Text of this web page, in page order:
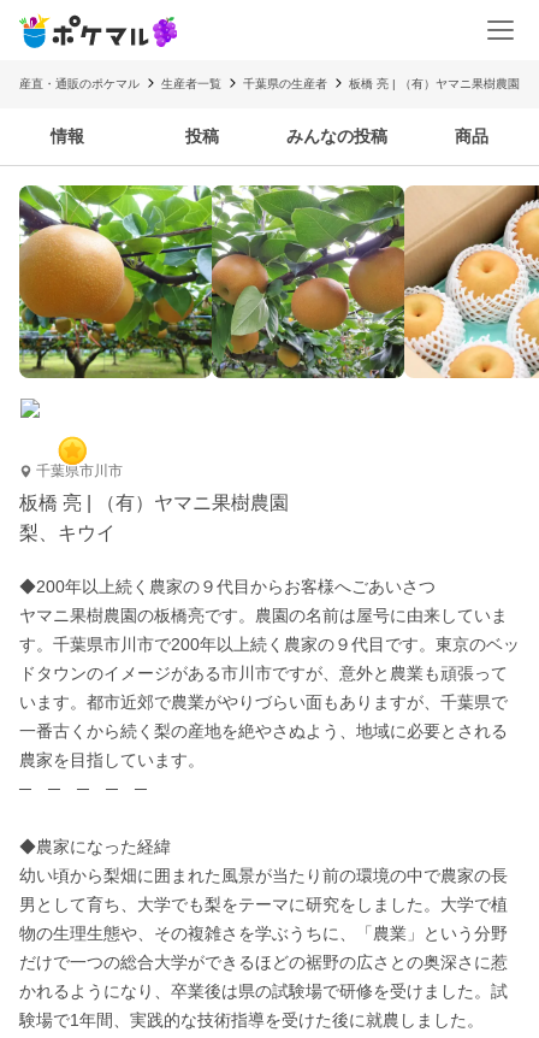
産直・通販のポケマル 生産者一覧 千葉県の生産者 板橋 亮 | （有）ヤマニ果樹農園
情報 投稿 みんなの投稿 商品
千葉県市川市
板橋 亮 | （有）ヤマニ果樹農園
梨、キウイ
◆200年以上続く農家の９代目からお客様へごあいさつ
ヤマニ果樹農園の板橋亮です。農園の名前は屋号に由来していま
す。千葉県市川市で200年以上続く農家の９代目です。東京のベッ
ドタウンのイメージがある市川市ですが、意外と農業も頑張って
います。都市近郊で農業がやりづらい面もありますが、千葉県で
一番古くから続く梨の産地を絶やさぬよう、地域に必要とされる
農家を目指しています。
─　─　─　─　─
◆農家になった経緯
幼い頃から梨畑に囲まれた風景が当たり前の環境の中で農家の長
男として育ち、大学でも梨をテーマに研究をしました。大学で植
物の生理生態や、その複雑さを学ぶうちに、「農業」という分野
だけで一つの総合大学ができるほどの裾野の広さとの奥深さに惹
かれるようになり、卒業後は県の試験場で研修を受けました。試
験場で1年間、実践的な技術指導を受けた後に就農しました。